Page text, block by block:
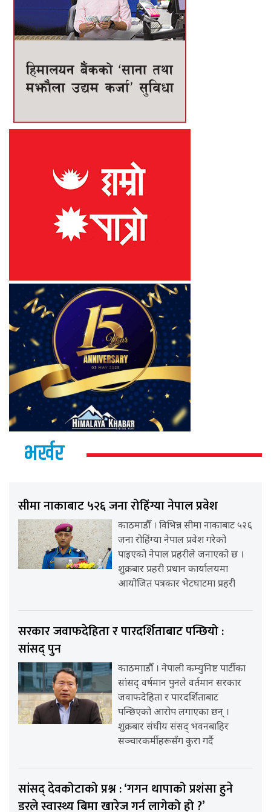
भर्खर
सीमा नाकाबाट ५२६ जना रोहिंग्या नेपाल प्रवेश
काठमाडौँ । विभिन्न सीमा नाकाबाट ५२६
जना रोहिंग्या नेपाल प्रवेश गरेको
पाइएको नेपाल प्रहरीले जनाएको छ ।
शुक्रबार प्रहरी प्रधान कार्यालयमा
आयोजित पत्रकार भेटघाटमा प्रहरी
सरकार जवाफदेहिता र पारदर्शिताबाट पन्छियो :
सांसद् पुन
काठमााडौँ । नेपाली कम्युनिष्ट पार्टीका
सांसद् वर्षमान पुनले वर्तमान सरकार
जवाफदेहिता र पारदर्शिताबाट
पन्छिएको आरोप लगाएका छन् ।
शुक्रबार संघीय संसद् भवनबाहिर
सञ्चारकर्मीहरूसँग कुरा गर्दै
सांसद् देवकोटाको प्रश्न : ‘गगन थापाको प्रशंसा हुने
डरले स्वास्थ्य बिमा खारेज गर्न लागेको हो ?’